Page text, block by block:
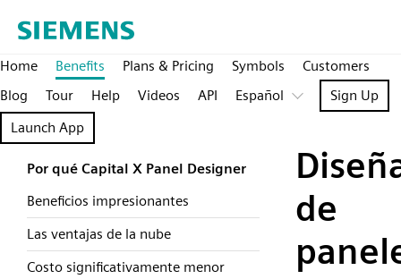
Home Benefits Plans & Pricing Symbols
Customers
Blog
Tour Help Videos API Español
Sign Up
Launch App
Por qué Capital X Panel Designer
Beneficios impresionantes
Las ventajas de la nube
Costo significativamente menor
de